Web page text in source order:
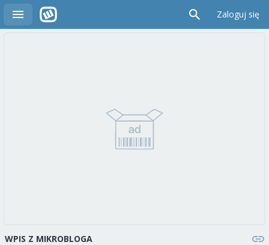
Zaloguj się
WPIS Z MIKROBLOGA